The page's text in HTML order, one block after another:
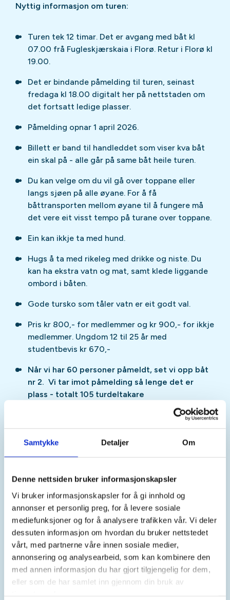
Samtykke Detaljer Om
Denne nettsiden bruker informasjonskapsler
Vi bruker informasjonskapsler for å gi innhold og
annonser et personlig preg, for å levere sosiale
mediefunksjoner og for å analysere trafikken vår. Vi deler
dessuten informasjon om hvordan du bruker nettstedet
vårt, med partnerne våre innen sosiale medier,
annonsering og analysearbeid, som kan kombinere den
med annen informasjon du har gjort tilgjengelig for dem,
eller som de har samlet inn gjennom din bruk av
Nyttig informasjon om turen:
Turen tek 12 timar. Det er avgang med båt kl
07.00 frå Fugleskjærskaia i Florø. Retur i Florø kl
19.00.
Det er bindande påmelding til turen, seinast
fredaga kl 18.00 digitalt her på nettstaden om
det fortsatt ledige plasser.
Påmelding opnar 1 april 2026.
Billett er band til handleddet som viser kva båt
ein skal på - alle går på same båt heile turen.
Du kan velge om du vil gå over toppane eller
langs sjøen på alle øyane. For å få
båttransporten mellom øyane til å fungere må
det vere eit visst tempo på turane over toppane.
Ein kan ikkje ta med hund.
Hugs å ta med rikeleg med drikke og niste. Du
kan ha ekstra vatn og mat, samt klede liggande
ombord i båten.
Gode tursko som tåler vatn er eit godt val.
Pris kr 800,- for medlemmer og kr 900,- for ikkje
medlemmer. Ungdom 12 til 25 år med
studentbevis kr 670,-
Når vi har 60 personer påmeldt, set vi opp båt
nr 2. Vi tar imot påmelding så lenge det er
plass - totalt 105 turdeltakare
Det kan bli samordna køyring frå Festplassen
v/Laksen i Førde klokka 06 00 til Florø. Gje
beskjed ved påmelding om du vil bli med på
turleiarar eller andre deltakarar, og bileta kan
bli brukte i FT/IST sine kanalar og på nettsider.
Gje beskjed ved påmelding om du ikkje ønskjer
å bli fotografert.
Har du spørsmål om turen?
Ta kontakt med Astrid
Breiland Eliassen på 415 49 299 / Arnfrid Bergheim